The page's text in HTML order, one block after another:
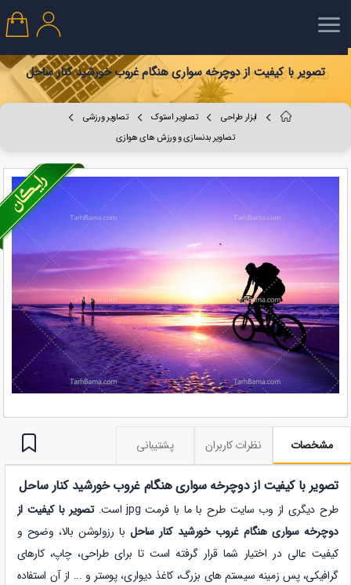
تصویر با کیفیت از دوچرخه سواری هنگام غروب خورشید کنار ساحل
ابزار طراحی تصاویر استوک
تصاویر ورزشی
تصاویر بدنسازی و ورزش های هوازی
مشخصات نظرات کاربران پشتیبانی
تصویر با کیفیت از دوچرخه سواری هنگام غروب خورشید کنار ساحل
طرح دیگری از وب سایت طرح با ما با فرمت jpg است.
تصویر با کیفیت از
دوچرخه سواری هنگام غروب خورشید کنار ساحل با رزولوشن بالا، وضوح و
کیفیت عالی در اختیار شما قرار گرفته است تا برای طراحی، چاپ، کارهای
گرافیکی، پس زمینه سیستم های بزرگ، کاغذ دیواری، پوستر و ... از آن استفاده